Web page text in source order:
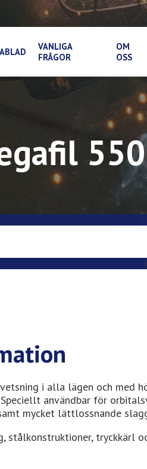
VANLIGA
FRÅGOR
OM
OSS
i alla lägen och med
användbar för
mycket lättlossnande
stålkonstruktioner, tryckkärl